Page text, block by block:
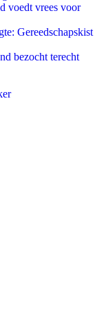
voedt vrees voor
Gereedschapskist
bezocht terecht